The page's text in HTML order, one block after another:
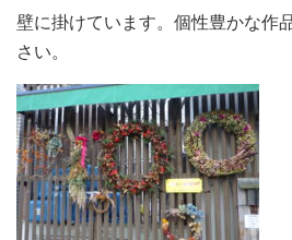
壁に掛けています。個性豊かな作
さい。